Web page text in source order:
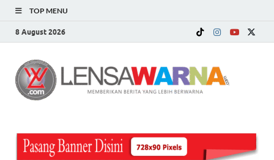
TOP MENU
8 August 2026